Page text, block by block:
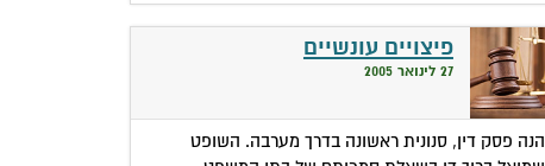
פיצויים עונשיים
27 לינואר 2005
הנה פסק דין, סנונית ראשונה בדרך מערבה. השופט